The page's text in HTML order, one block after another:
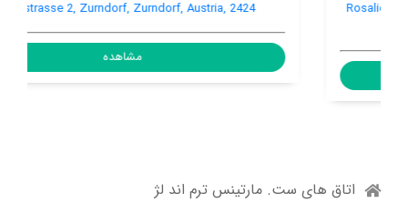
Romerstrasse 2, Zurndorf, Zurndorf, Austria, 2424
اتاق های ست. مارتینس ترم اند لژ